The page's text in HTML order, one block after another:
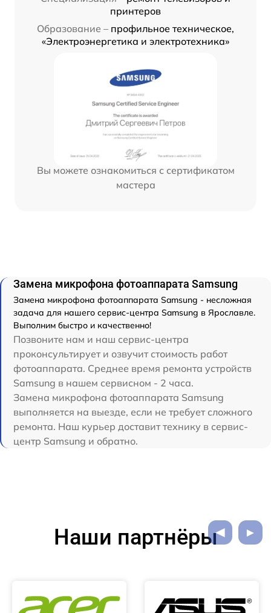
принтеров
Образование – профильное техническое,
«Электроэнергетика и электротехника»
Вы можете ознакомиться с сертификатом
мастера
Замена микрофона фотоаппарата Samsung
Замена микрофона фотоаппарата Samsung - несложная
задача для нашего сервис-центра Samsung в Ярославле.
Выполним быстро и качественно!
Позвоните нам и наш сервис-центра
проконсультирует и озвучит стоимость работ
фотоаппарата. Среднее время ремонта устройств
Samsung в нашем сервисном - 2 часа.
Замена микрофона фотоаппарата Samsung
выполняется на выезде, если не требует сложного
ремонта. Наш курьер доставит технику в сервис-
центр Samsung и обратно.
Наши партнёры